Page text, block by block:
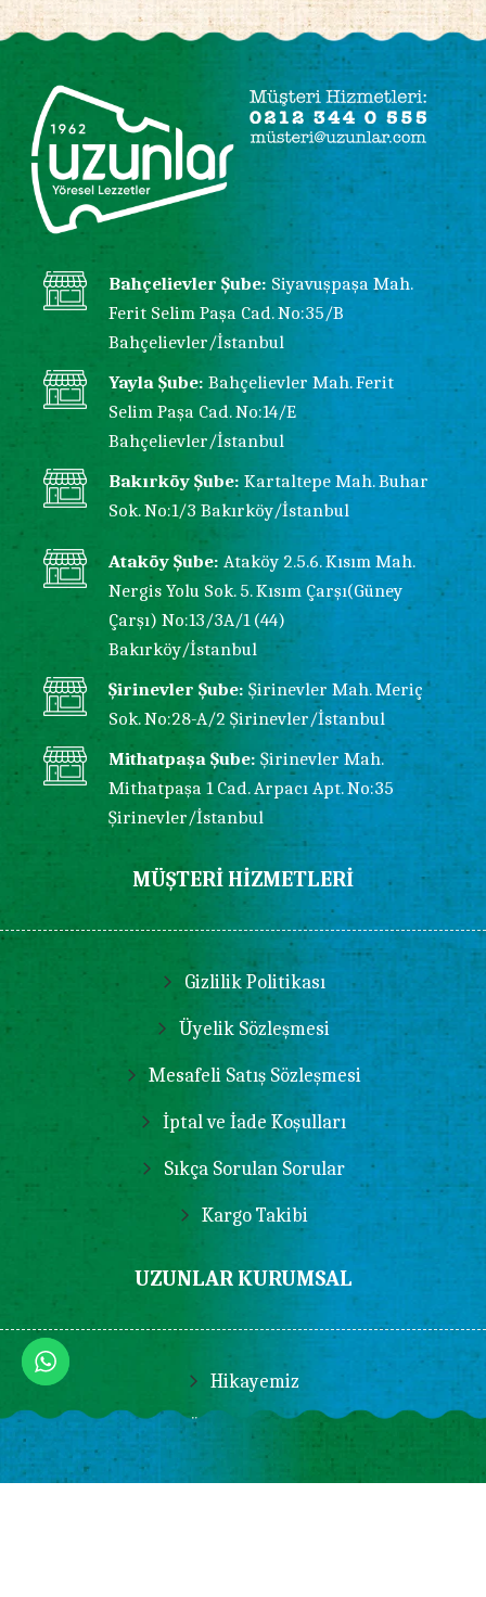
Bahçelievler Şube: Siyavuşpaşa Mah.
Ferit Selim Paşa Cad. No:35/B
Bahçelievler/İstanbul
Yayla Şube: Bahçelievler Mah. Ferit
Selim Paşa Cad. No:14/E
Bahçelievler/İstanbul
Bakırköy Şube: Kartaltepe Mah. Buhar
Sok. No:1/3 Bakırköy/İstanbul
Ataköy Şube: Ataköy 2.5.6. Kısım Mah.
Nergis Yolu Sok. 5. Kısım Çarşı(Güney
Çarşı) No:13/3A/1 (44)
Bakırköy/İstanbul
Şirinevler Şube: Şirinevler Mah. Meriç
Sok. No:28-A/2 Şirinevler/İstanbul
Mithatpaşa Şube: Şirinevler Mah.
Mithatpaşa 1 Cad. Arpacı Apt. No:35
Şirinevler/İstanbul
MÜŞTERİ HİZMETLERİ
Gizlilik Politikası
Üyelik Sözleşmesi
Mesafeli Satış Sözleşmesi
İptal ve İade Koşulları
Sıkça Sorulan Sorular
Kargo Takibi
UZUNLAR KURUMSAL
Hikayemiz
Üyelik İşlemleri